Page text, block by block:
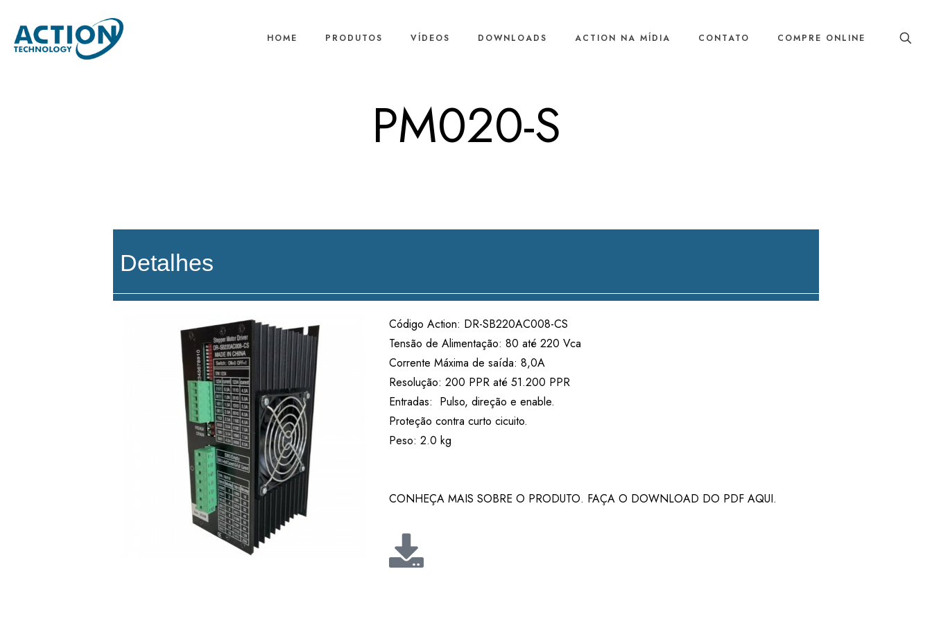
HOME PRODUTOS VÍDEOS DOWNLOADS ACTION NA MÍDIA CONTATO COMPRE ONLINE
PM020-S
Detalhes
Código Action: DR-SB220AC008-CS
Tensão de Alimentação: 80 até 220 Vca
Corrente Máxima de saída: 8,0A
Resolução: 200 PPR até 51.200 PPR
Entradas: Pulso, direção e enable.
Proteção contra curto cicuito.
Peso: 2.0 kg
CONHEÇA MAIS SOBRE O PRODUTO. FAÇA O DOWNLOAD DO PDF AQUI.